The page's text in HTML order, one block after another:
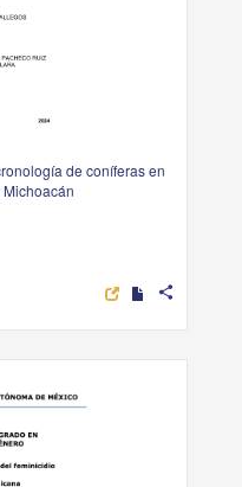
de coníferas en
share